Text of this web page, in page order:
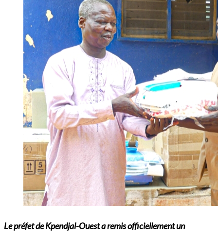
Le préfet de Kpendjal-Ouest a remis officiellement un